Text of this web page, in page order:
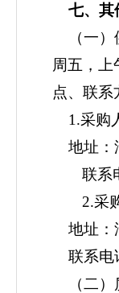
七、其
（一
周五，上
点、联系
1.采购
地址：
联系
2.采
地址：
联系电
（二